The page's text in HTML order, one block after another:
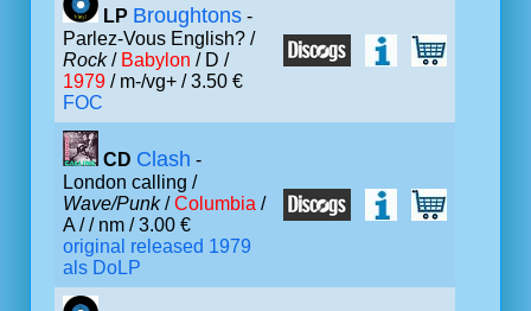
LP Broughtons -
Parlez-Vous English? /
Rock/ Babylon / D /
1979 / m-/vg+ / 3.50 €
FOC
CD Clash -
London calling /
Wave/Punk/Columbia /
A // nm / 3.00 €
original released 1979
als DoLP